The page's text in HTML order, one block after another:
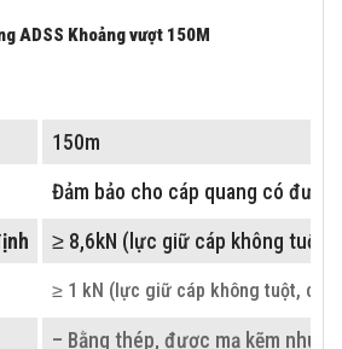
ADSS Khoảng vượt 150M
150m
Đảm bảo cho cáp quang có
≥ 8,6kN (lực giữ cáp không tuột,
≥ 1 kN (lực giữ cáp không tuột,
– Bằng thép, được mạ kẽm